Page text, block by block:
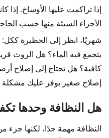
إذا تراكمت عليها الأوساخ. إذا
الأجزاء السيئة منها حسب
شهريًا، انظر إلى الحظيرة
يتجمع فيه الماء؟ هل الروث
كافية؟ هل تحتاج إلى إصلاح
إصلاح صغير يوفر عليك
هل النظافة وحدها
النظافة مهمة جدًا، لكنها